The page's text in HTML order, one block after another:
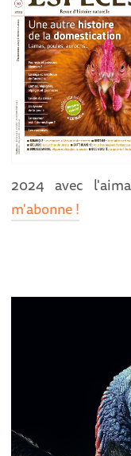
2024 avec
m'abonne !